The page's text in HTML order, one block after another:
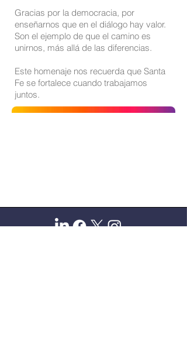
Gracias por la democracia, por
enseñarnos que en el diálogo hay valor.
Son el ejemplo de que el camino es
unirnos, más allá de las diferencias.
Este homenaje nos recuerda que Santa
Fe se fortalece cuando trabajamos
juntos.